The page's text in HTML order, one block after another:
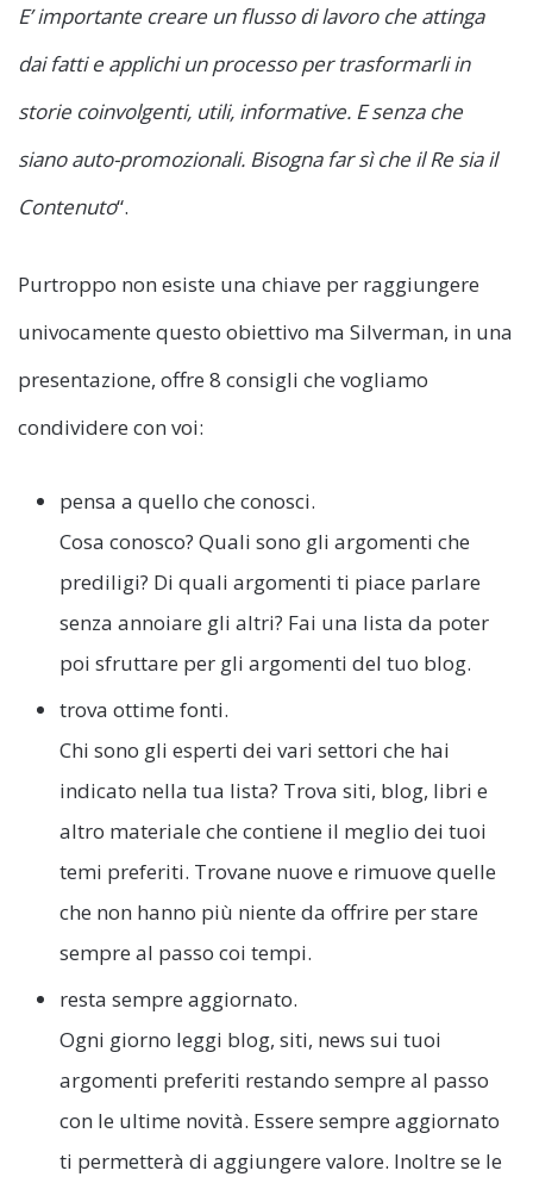
E’ importante creare un flusso di lavoro che attinga
dai fatti e applichi un processo per trasformarli in
storie coinvolgenti, utili, informative. E senza che
siano auto-promozionali. Bisogna far sì che il Re sia il
Contenuto“.
Purtroppo non esiste una chiave per raggiungere
univocamente questo obiettivo ma Silverman, in una
presentazione, offre 8 consigli che vogliamo
condividere con voi:
pensa a quello che conosci.
Cosa conosco? Quali sono gli argomenti che
prediligi? Di quali argomenti ti piace parlare
senza annoiare gli altri? Fai una lista da poter
poi sfruttare per gli argomenti del tuo blog.
trova ottime fonti.
Chi sono gli esperti dei vari settori che hai
indicato nella tua lista? Trova siti, blog, libri e
altro materiale che contiene il meglio dei tuoi
temi preferiti. Trovane nuove e rimuove quelle
che non hanno più niente da offrire per stare
sempre al passo coi tempi.
resta sempre aggiornato.
Ogni giorno leggi blog, siti, news sui tuoi
argomenti preferiti restando sempre al passo
con le ultime novità. Essere sempre aggiornato
ti permetterà di aggiungere valore. Inoltre se le